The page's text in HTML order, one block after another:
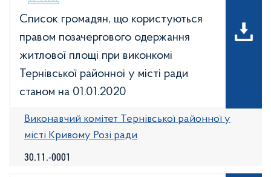
Список громадян, що користуються
правом позачергового одержання
житлової площі при виконкомі
Тернівської районної у місті ради
станом на 01.01.2020
30.11.-0001
Виконавчий комітет Тернівської районної у
місті Кривому Розі ради